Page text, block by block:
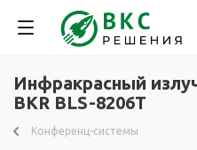
Инфракрасный
BKR BLS-8206T
Конференц-системы